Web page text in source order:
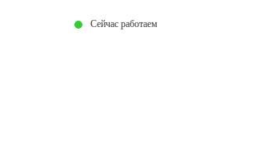
Сейчас работаем